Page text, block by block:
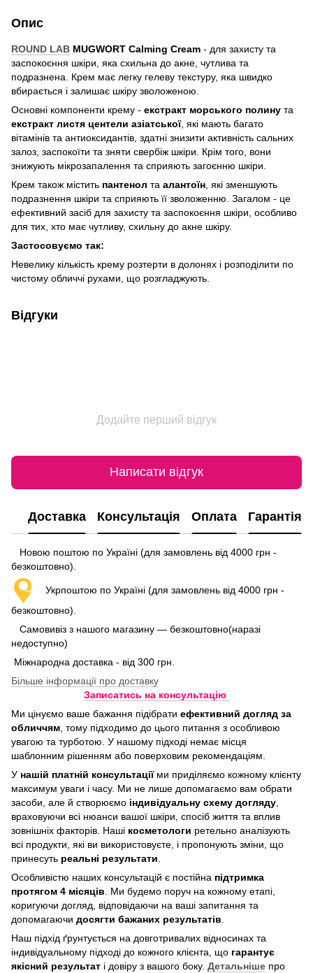
Опис
ROUND LAB MUGWORT Calming Cream - для захисту та
заспокоєння шкіри, яка схильна до акне, чутлива та
подразнена. Крем має легку гелеву текстуру, яка швидко
вбирається і залишає шкіру зволоженою.
Основні компоненти крему - екстракт морського полину та
екстракт листя центели азіатської, які мають багато
вітамінів та антиоксидантів, здатні знизити активність сальних
залоз, заспокоїти та зняти свербіж шкіри. Крім того, вони
знижують мікрозапалення та сприяють загоєнню шкіри.
Крем також містить пантенол та алантоїн , які зменшують
подразнення шкіри та сприяють її зволоженню. Загалом - це
ефективний засіб для захисту та заспокоєння шкіри, особливо
для тих, хто має чутливу, схильну до акне шкіру.
Застосовуємо так:
Невелику кількість крему розтерти в долонях і розподілити по
чистому обличчі рухами, що розгладжують.
Відгуки
Додайте перший відгук
Написати відгук
Доставка Консультація Оплата Гарантія
Новою поштою по Україні (для замовлень від 4000 грн -
безкоштовно).
Укрпоштою по Україні (для замовлень від 4000 грн -
безкоштовно).
Самовивіз з нашого магазину — безкоштовно(наразі
недоступно)
Міжнародна доставка - від 300 грн.
Більше інформації про доставку
Записатись на консультацію
Ми цінуємо ваше бажання підібрати ефективний догляд за
обличчям , тому підходимо до цього питання з особливою
увагою та турботою. У нашому підході немає місця
шаблонним рішенням або поверховим рекомендаціям.
У нашій платній консультаціїми приділяємо кожному клієнту
максимум уваги і часу. Ми не лише допомагаємо вам обрати
засоби, але й створюємо індивідуальну схему догляду
враховуючи всі нюанси вашої шкіри, спосіб життя та вплив
зовнішніх факторів. Наші косметологи ретельно аналізують
всі продукти, які ви використовуєте, і пропонують зміни, що
принесуть реальні результати
Особливістю наших консультацій є постійна підтримка
протягом 4 місяців . Ми будемо поруч на кожному етапі,
коригуючи догляд, відповідаючи на ваші запитання та
допомагаючи досягти бажаних результатів
Наш підхід ґрунтується на довготривалих відносинах та
індивідуальному підході до кожного клієнта, що гарантує
якісний результат і довіру з вашого боку. Детальніше про